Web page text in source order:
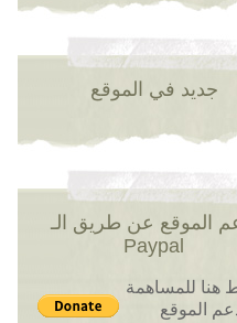
جديد في الموقع
الموقع عن طريق الـ
Paypal
هنا للمساهمة
الموقع